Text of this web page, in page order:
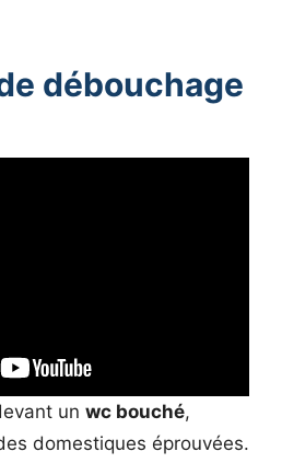
débouchage
un wc bouché,
domestiques éprouvées.